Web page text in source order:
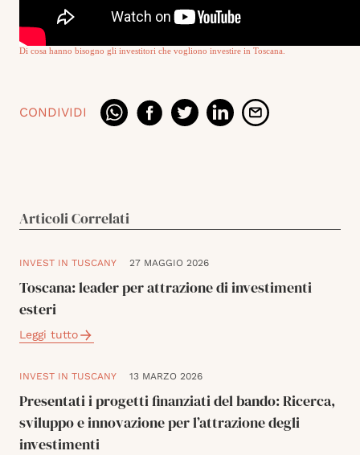
Di cosa hanno bisogno gli investitori che vogliono investire in Toscana.
CONDIVIDI
Articoli Correlati
INVEST IN TUSCANY 27 MAGGIO 2026
Toscana: leader per attrazione di investimenti
esteri
Leggi tutto
INVEST IN TUSCANY 13 MARZO 2026
Presentati i progetti finanziati del bando: Ricerca,
sviluppo e innovazione per l’attrazione degli
investimenti